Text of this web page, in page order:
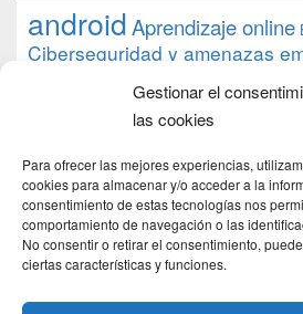
Gestionar el
las cookies
Para ofrecer las mejores experiencias,
cookies para almacenar y/o acceder a la
consentimiento de estas tecnologías nos
comportamiento de navegación o las
No consentir o retirar el consentimiento,
ciertas características y funciones.
androidAprendizaje online
Ciberseguridad y amenazas
datos debian
Formación Google
proyecto PS4 python Raspberry
raspbian review Servidor Web
tecnológica
transmissiontutorial ubuntu server